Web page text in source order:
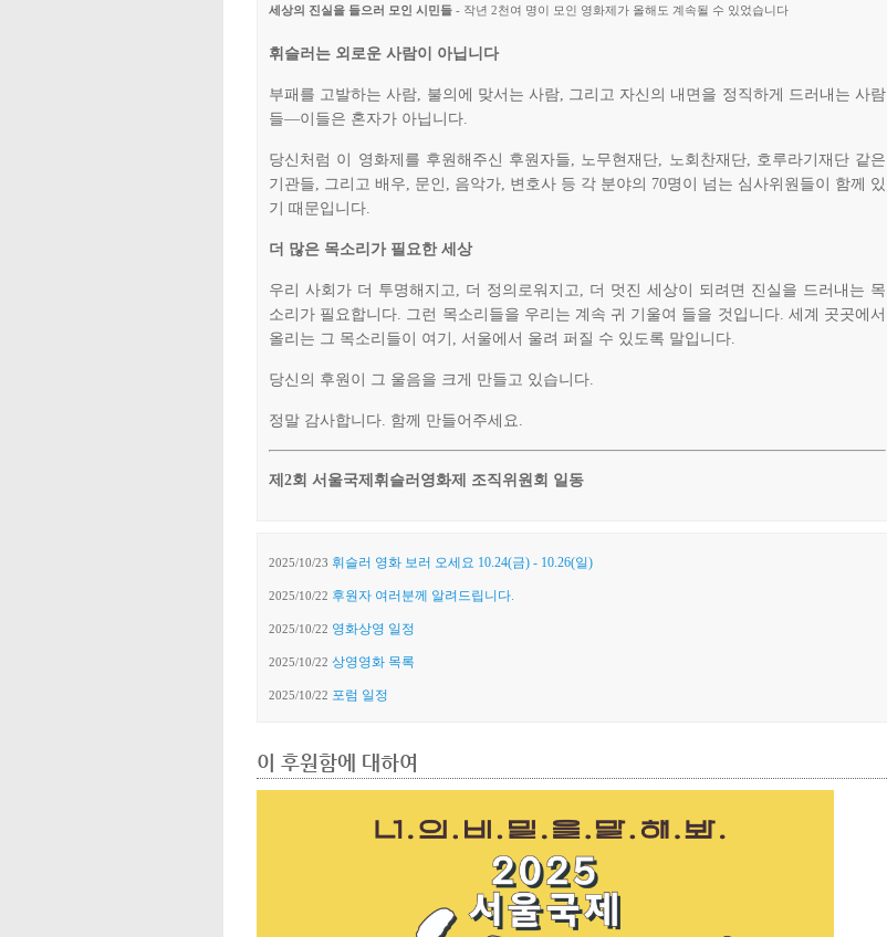
세상의 진실을 들으러 모인 시민들 - 작년 2천여 명이 모인 영화제가 올해도 계속될 수 있었습니다
휘슬러는 외로운 사람이 아닙니다
부패를 고발하는 사람, 불의에 맞서는 사람, 그리고 자신의 내면을 정직하게 드러내는 사람
들—이들은 혼자가 아닙니다.
당신처럼 이 영화제를 후원해주신 후원자들, 노무현재단, 노회찬재단, 호루라기재단 같은
기관들, 그리고 배우, 문인, 음악가, 변호사 등 각 분야의 70명이 넘는 심사위원들이 함께 있
기 때문입니다.
더 많은 목소리가 필요한 세상
우리 사회가 더 투명해지고, 더 정의로워지고, 더 멋진 세상이 되려면 진실을 드러내는 목
소리가 필요합니다. 그런 목소리들을 우리는 계속 귀 기울여 들을 것입니다. 세계 곳곳에서
올리는 그 목소리들이 여기, 서울에서 울려 퍼질 수 있도록 말입니다.
당신의 후원이 그 울음을 크게 만들고 있습니다.
정말 감사합니다. 함께 만들어주세요.
제2회 서울국제휘슬러영화제 조직위원회 일동
2025/10/23 휘슬러 영화 보러 오세요 10.24(금) - 10.26(일)
2025/10/22 후원자 여러분께 알려드립니다.
2025/10/22 영화상영 일정
2025/10/22 상영영화 목록
2025/10/22 포럼 일정
이 후원함에 대하여